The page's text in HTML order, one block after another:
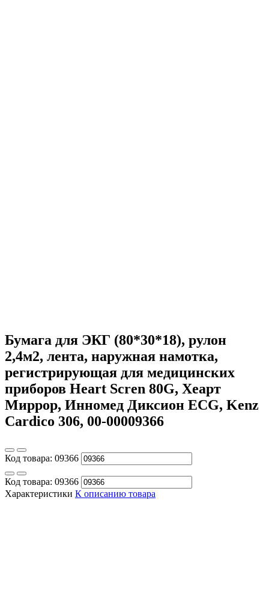
Бумага для ЭКГ (80*30*18), рулон
2,4м2, лента, наружная намотка,
регистрирующая для медицинских
приборов Heart Scren 80G, Хеарт
Миррор, Инномед Диксион ECG, Kenz
Cardico 306, 00-00009366
Код товара: 09366
Код товара: 09366
Характеристики К описанию товара